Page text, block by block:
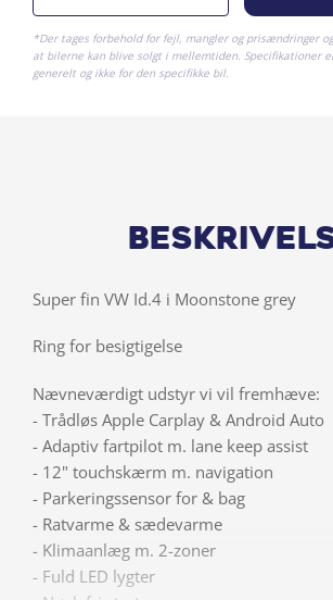
*Der tages forbehold for fejl, mangler og prisændringer
at bilerne kan blive solgt i mellemtiden. Specifikationer
generelt og ikke for den specifikke bil.
Super fin VW Id.4 i Moonstone grey
Ring for besigtigelse
Nævneværdigt udstyr vi vil fremhæve:
- Trådløs Apple Carplay & Android Auto
- Adaptiv fartpilot m. lane keep assist
- 12" touchskærm m. navigation
- Parkeringssensor for & bag
- Ratvarme & sædevarme
- Klimaanlæg m. 2-zoner
- Fuld LED lygter